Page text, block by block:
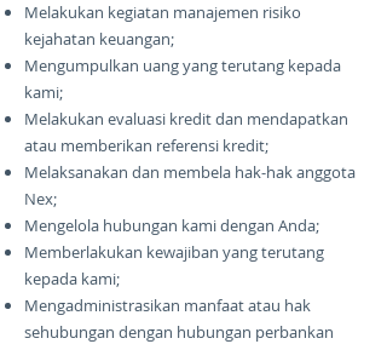
Melakukan kegiatan manajemen risiko
kejahatan keuangan;
Mengumpulkan uang yang terutang kepada
kami;
Melakukan evaluasi kredit dan mendapatkan
atau memberikan referensi kredit;
Melaksanakan dan membela hak-hak anggota
Nex;
Mengelola hubungan kami dengan Anda;
Memberlakukan kewajiban yang terutang
kepada kami;
Mengadministrasikan manfaat atau hak
sehubungan dengan hubungan perbankan